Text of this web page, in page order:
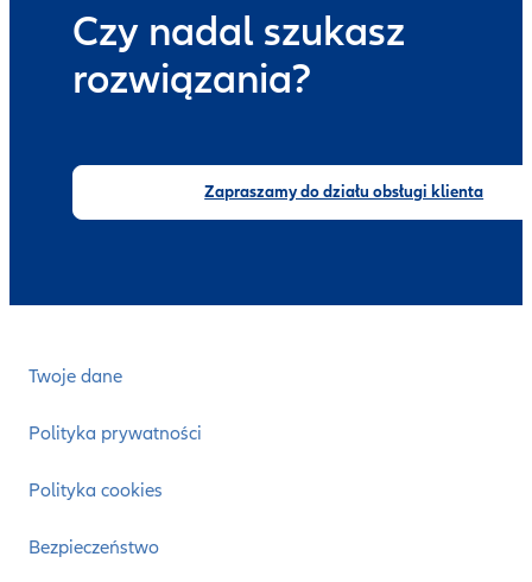
Czy nadal szukasz
rozwiązania?
Zapraszamy do działu obsługi klienta
Twoje dane
Polityka prywatności
Polityka cookies
Bezpieczeństwo